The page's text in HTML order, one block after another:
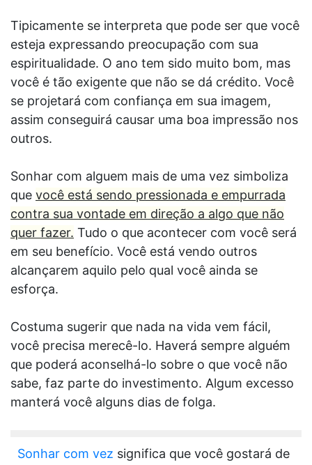
Tipicamente se interpreta que pode ser que você
esteja expressando preocupação com sua
espiritualidade. O ano tem sido muito bom, mas
você é tão exigente que não se dá crédito. Você
se projetará com confiança em sua imagem,
assim conseguirá causar uma boa impressão nos
outros.
Sonhar com alguem mais de uma vez simboliza
que você está sendo pressionada e empurrada
contra sua vontade em direção a algo que não
quer fazer. Tudo o que acontecer com você será
em seu benefício. Você está vendo outros
alcançarem aquilo pelo qual você ainda se
esforça.
Costuma sugerir que nada na vida vem fácil,
você precisa merecê-lo. Haverá sempre alguém
que poderá aconselhá-lo sobre o que você não
sabe, faz parte do investimento. Algum excesso
manterá você alguns dias de folga.
Sonhar com vez significa que você gostará de